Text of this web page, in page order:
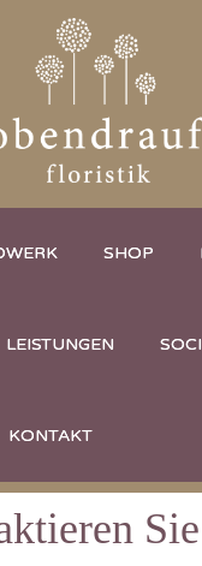
SHOP
LEISTUNGEN
KONTAKT